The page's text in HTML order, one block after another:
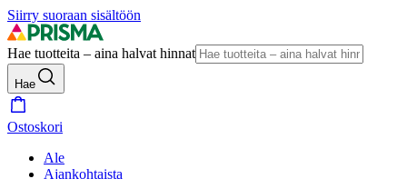
Siirry suoraan sisältöön
Hae tuotteita – aina halvat hinnat
Hae
Ostoskori
Ale
Ajankohtaista